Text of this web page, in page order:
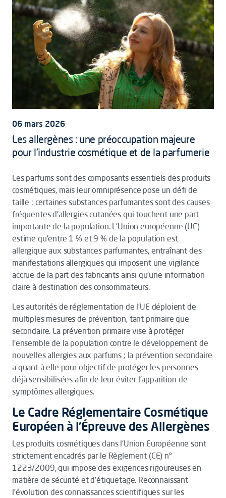
06 mars 2026
Les allergènes : une préoccupation majeure
pour l'industrie cosmétique et de la parfumerie
Les parfums sont des composants essentiels des produits
cosmétiques, mais leur omniprésence pose un défi de
taille : certaines substances parfumantes sont des causes
fréquentes d'allergies cutanées qui touchent une part
importante de la population. L’Union européenne (UE)
estime qu'entre 1 % et 9 % de la population est
allergique aux substances parfumantes, entraînant des
manifestations allergiques qui imposent une vigilance
accrue de la part des fabricants ainsi qu'une information
claire à destination des consommateurs.
Les autorités de réglementation de l'UE déploient de
multiples mesures de prévention, tant primaire que
secondaire. La prévention primaire vise à protéger
l'ensemble de la population contre le développement de
nouvelles allergies aux parfums ; la prévention secondaire
a quant à elle pour objectif de protéger les personnes
déjà sensibilisées afin de leur éviter l'apparition de
symptômes allergiques.
Le Cadre Réglementaire Cosmétique
Européen à l'Épreuve des Allergènes
Les produits cosmétiques dans l'Union Européenne sont
strictement encadrés par le Règlement (CE) n°
1223/2009, qui impose des exigences rigoureuses en
matière de sécurité et d'étiquetage. Reconnaissant
l'évolution des connaissances scientifiques sur les